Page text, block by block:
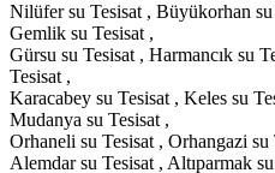
Nilüfer su Tesisat , Büyükorhan su
Gemlik su Tesisat ,
Gürsu su Tesisat , Harmancık su
Tesisat ,
Karacabey su Tesisat , Keles su
Mudanya su Tesisat ,
Orhaneli su Tesisat , Orhangazi su
Alemdar su Tesisat , Altıparmak